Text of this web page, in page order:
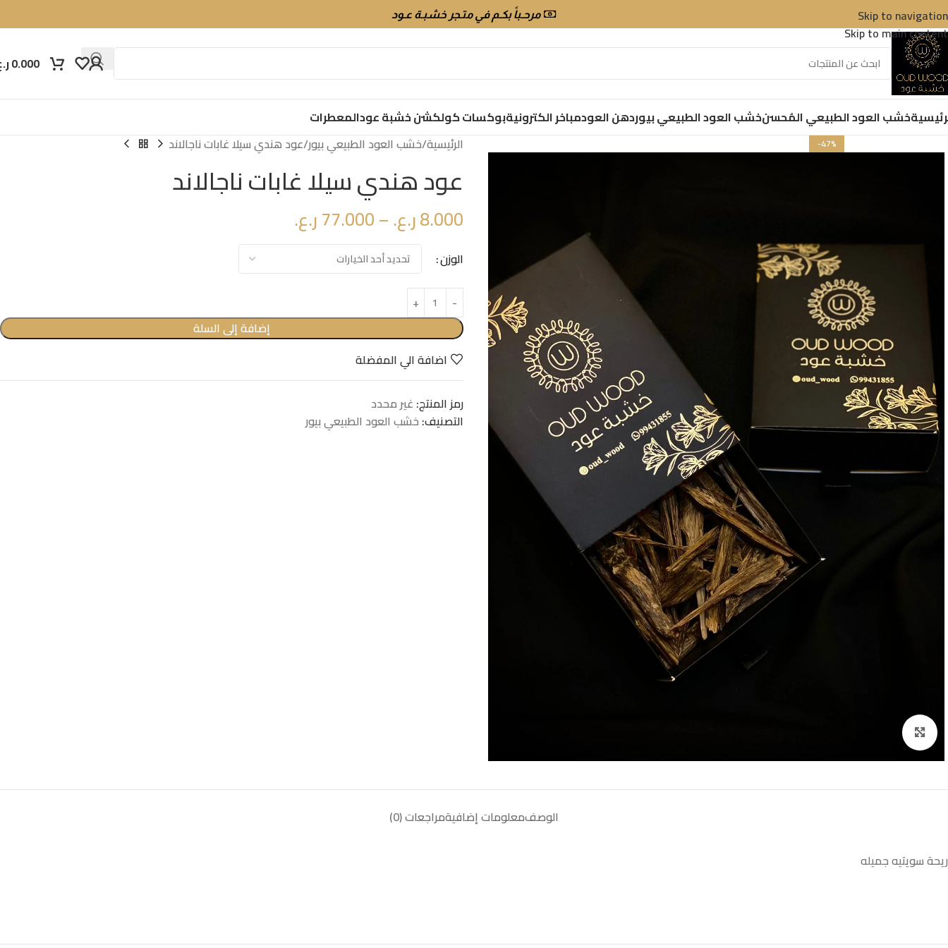
Skip to navigation
Skip to main content
مرحـباً بكـم في متـجر خشبـة عـود
0.000
خشب العود الطبيعي المُحسنخشب العود الطبيعي بيوردهن العودمباخر الكترونيةبوكسات كولكشن خشبة عودالمعطرات
-47% الرئيسية خشب العود الطبيعي بيور عود هندي سيلا غابات ناجالاند
عود هندي سيلا غابات ناجالاند
8.000ر.ع.–
77.000ر.ع.
الوزن
إضافة إلى السلة
اضافة الي المفضلة
رمز المنتج: غير محدد
التصنيف: خشب العود الطبيعي بيور
الوصفمعلومات إضافيةمراجعات (0)
ريحة سويتيه جميله